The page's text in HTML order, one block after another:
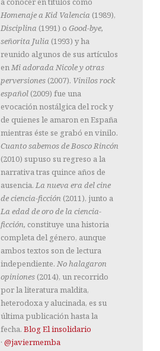
Homenaje a Kid Valencia (1989),
Disciplina (1991) o Good-bye,
señorita Julia (1993) y ha
reunido algunos de sus artículos
enMi adorada Nicole y otras
perversiones (2007). Vinilos rock
español (2009) fue una
evocación nostálgica del rock y
de quienes le amaron en España
mientras éste se grabó en vinilo.
Cuanto sabemos de Bosco Rincón
(2010) supuso su regreso a la
narrativa tras quince años de
ausencia. La nueva era del cine
de ciencia-ficción (2011), junto a
La edad de oro de la ciencia-
ficción, constituye una historia
completa del género, aunque
ambos textos son de lectura
independiente. No halagaron
opiniones (2014), un recorrido
por la literatura maldita,
heterodoxa y alucinada, es su
última publicación hasta la
fecha. Blog El insolidario
· @javiermemba